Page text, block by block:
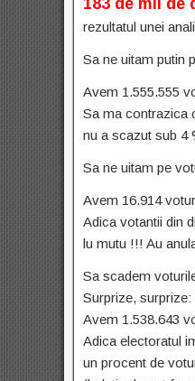
rezultatul unei
Sa ne uitam putin
Avem 1.555.555
Sa ma contrazica
nu a scazut sub 4
Sa ne uitam pe
Avem 16.914
Adica votantii din
lu mutu !!! Au
Sa scadem
Surprize, surprize:
Avem 1.538.643
Adica electoratul
un procent de